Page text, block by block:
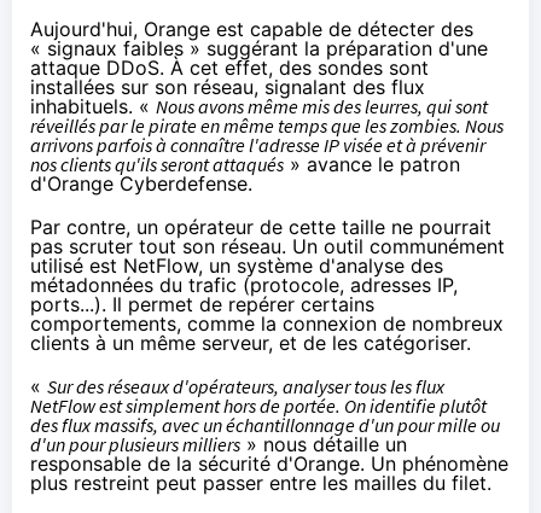
Aujourd'hui, Orange est capable de détecter des
« signaux faibles » suggérant la préparation d'une
attaque DDoS. À cet effet, des sondes sont
installées sur son réseau, signalant des flux
inhabituels. « Nous avons même mis des leurres, qui sont
réveillés par le pirate en même temps que les zombies. Nous
arrivons parfois à connaître l'adresse IP visée et à prévenir
nos clients qu'ils seront attaqués » avance le patron
d'Orange Cyberdefense.
Par contre, un opérateur de cette taille ne pourrait
pas scruter tout son réseau. Un outil communément
utilisé est NetFlow, un système d'analyse des
métadonnées du trafic (protocole, adresses IP,
ports...). Il permet de repérer certains
comportements, comme la connexion de nombreux
clients à un même serveur, et de les catégoriser.
« Sur des réseaux d'opérateurs, analyser tous les flux
NetFlow est simplement hors de portée. On identifie plutôt
des flux massifs, avec un échantillonnage d'un pour mille ou
d'un pour plusieurs milliers » nous détaille un
responsable de la sécurité d'Orange. Un phénomène
plus restreint peut passer entre les mailles du filet.